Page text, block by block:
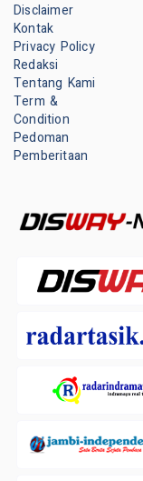
Disclaimer
Kontak
Privacy Policy
Redaksi
Tentang Kami
Term &
Condition
Pedoman
Pemberitaan